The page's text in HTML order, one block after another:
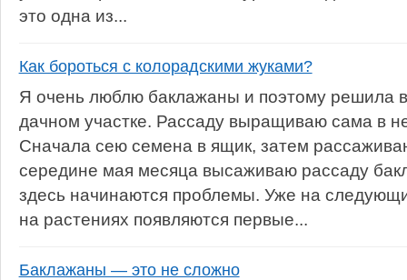
это одна из...
Как бороться с колорадскими жуками?
Я очень люблю баклажаны и поэтому решила
дачном участке. Рассаду выращиваю сама в
Сначала сею семена в ящик, затем
середине мая месяца высаживаю рассаду
здесь начинаются проблемы. Уже на
на растениях появляются первые...
Баклажаны — это не сложно